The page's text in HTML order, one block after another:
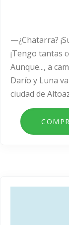
—¿Chatarra?
¡Tengo tantas
Aunque..., a
Darío y Luna
ciudad de